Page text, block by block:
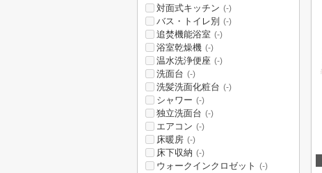
対面式キッチン (-)
バス・トイレ別 (-)
追焚機能浴室 (-)
浴室乾燥機 (-)
温水洗浄便座 (-)
洗面台 (-)
洗髪洗面化粧台 (-)
シャワー (-)
独立洗面台 (-)
エアコン (-)
床暖房 (-)
床下収納 (-)
ウォークインクロゼット (-)